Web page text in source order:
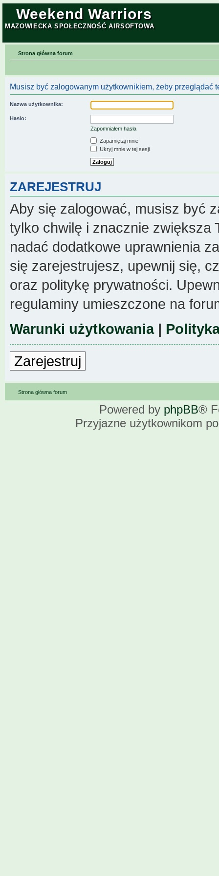
Weekend Warriors
MAZOWIECKA SPOŁECZNOŚĆ AIRSOFTOWA
Strona główna forum
Musisz być zalogowanym użytkownikiem, żeby przeglądać
Nazwa użytkownika:
Hasło:
Zapomniałem hasła
Zapamiętaj mnie
Ukryj mnie w tej sesji
ZAREJESTRUJ
Aby się zalogować, musisz być
tylko chwilę i znacznie zwiększa
nadać dodatkowe uprawnienia
się zarejestrujesz, upewnij się,
oraz politykę prywatności.
regulaminy umieszczone na
Warunki użytkowania|
Zarejestruj
Strona główna forum
Powered by phpBB®
Przyjazne użytkownikom